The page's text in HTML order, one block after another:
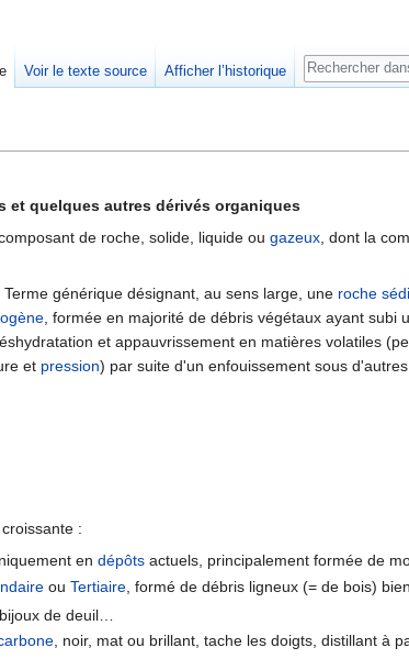
et quelques autres dérivés organiques
de roche, solide, liquide ou gazeux , dont la
générique désignant, au sens large, une roche
, formée en majorité de débris végétaux ayant subi
et appauvrissement en matières volatiles
et pression) par suite d'un enfouissement sous
:
endépôts actuels, principalement formée de
ouTertiaire , formé de débris ligneux (= de bois)
de deuil…
, noir, mat ou brillant, tache les doigts, distillant à
Voir le texte source Afficher l’historique